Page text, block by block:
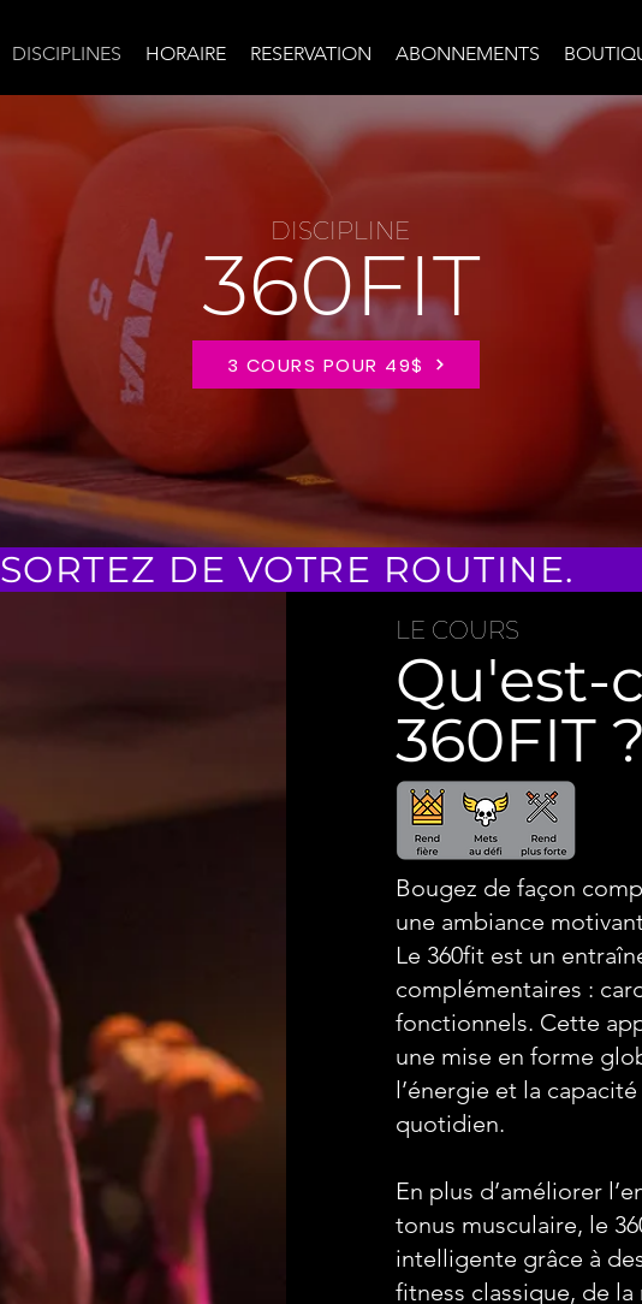
DISCIPLINES HORAIRE RESERVATION ABONNEMENTS
DISCIPLINE
360FIT
3 COURS POUR 49$
SORTEZ DE VOTRE ROUTINE.
LE COURS
Qu'est-
360FIT ?
Bougez de façon
une ambiance
Le 360fit est un
complémentaires :
fonctionnels. Cette
une mise en forme
l’énergie et la
quotidien.
En plus d’améliorer
tonus musculaire, le
intelligente grâce à
fitness classique, de